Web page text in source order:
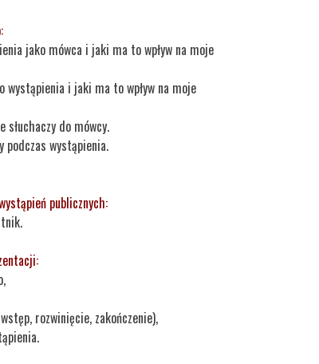
jako mówca i jaki ma to wpływ na moje
wystąpienia i jaki ma to wpływ na moje
do mówcy.
podczas wystąpienia.
publicznych:
rozwinięcie, zakończenie),